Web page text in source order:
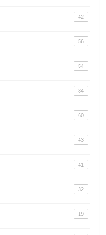
42
56
54
84
60
43
41
32
19